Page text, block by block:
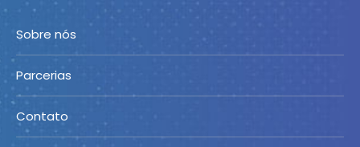
Sobre nós
Parcerias
Contato